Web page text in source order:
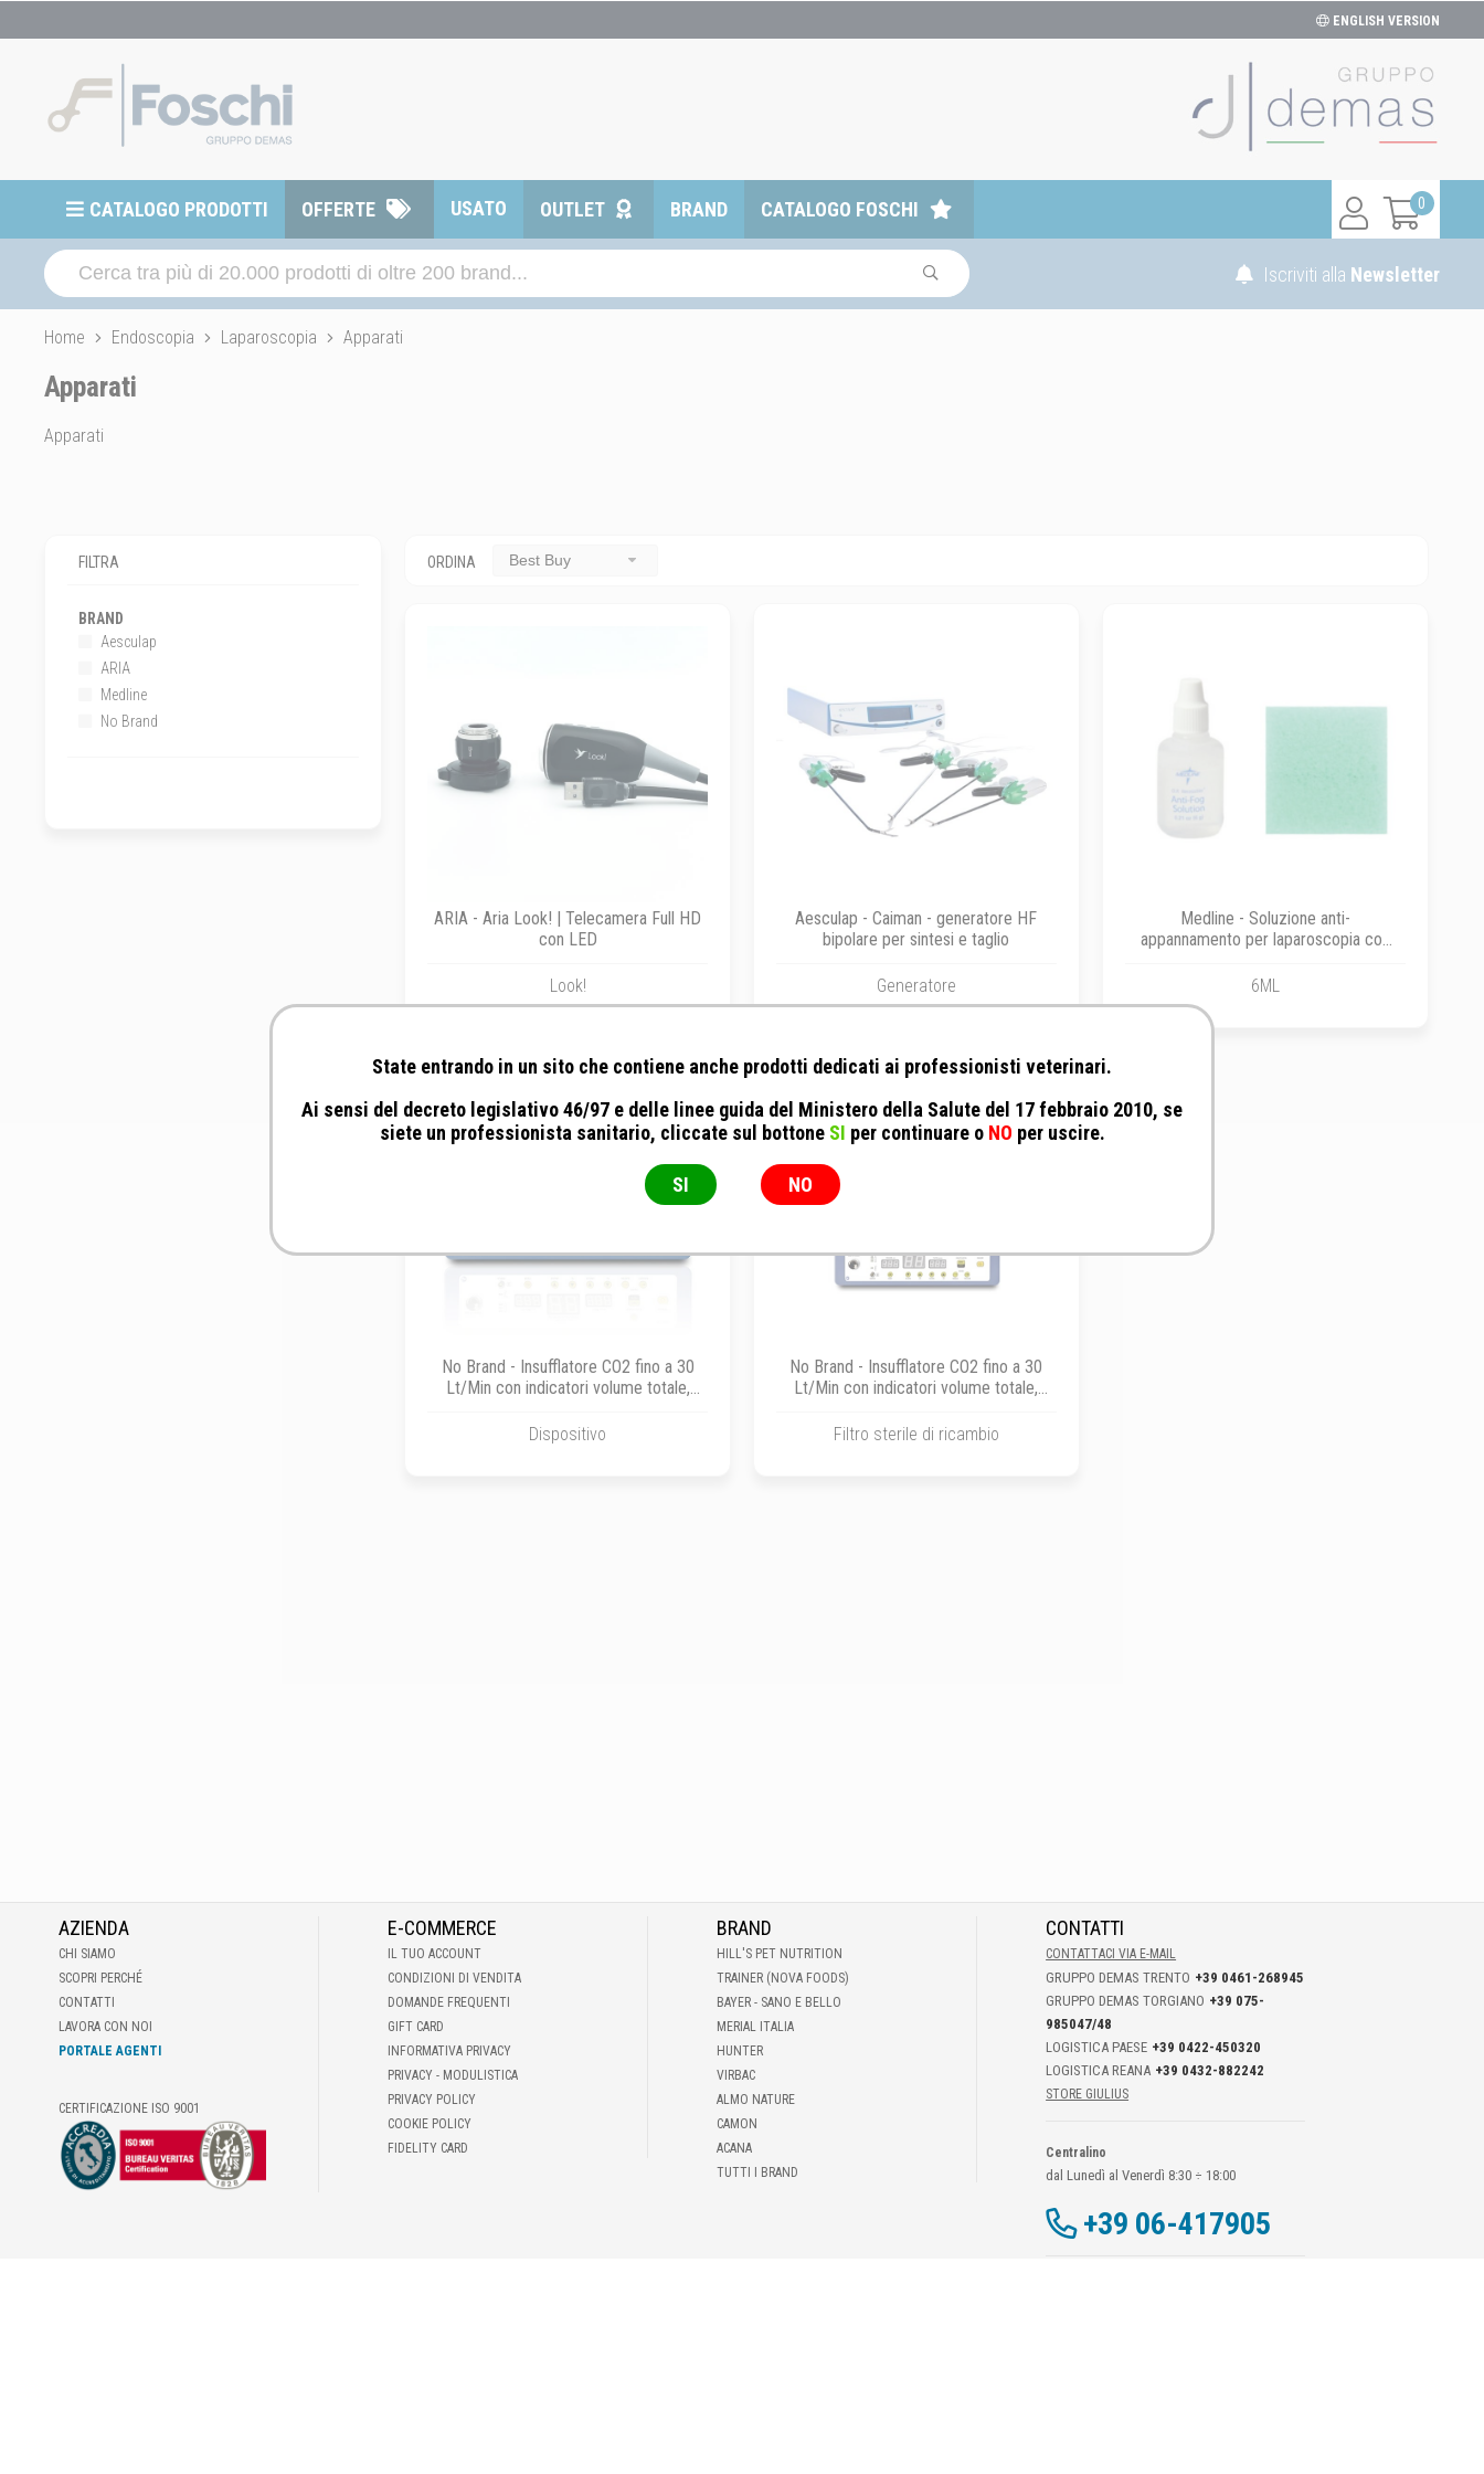
ENGLISH VERSION
0
CATALOGO PRODOTTI OFFERTE USATO OUTLET BRAND CATALOGO FOSCHI
Iscriviti alla Newsletter
Home Endoscopia Laparoscopia Apparati
Apparati
Apparati
FILTRA
BRAND
Aesculap
ARIA
Medline
No Brand
ORDINA Best Buy
ARIA - Aria Look! | Telecamera Full HD
con LED
Look!
Aesculap - Caiman - generatore HF
bipolare per sintesi e taglio
Generatore
Medline - Soluzione anti-
appannamento per laparoscopia con
6ML
No Brand - Insufflatore CO2 fino a 30
Lt/Min con indicatori volume totale,
Dispositivo
No Brand - Insufflatore CO2 fino a 30
Lt/Min con indicatori volume totale,
Filtro sterile di ricambio
AZIENDA
CHI SIAMO
SCOPRI PERCHÉ
CONTATTI
LAVORA CON NOI
PORTALE AGENTI
CERTIFICAZIONE ISO 9001
E-COMMERCE
IL TUO ACCOUNT
CONDIZIONI DI VENDITA
DOMANDE FREQUENTI
GIFT CARD
INFORMATIVA PRIVACY
PRIVACY - MODULISTICA
PRIVACY POLICY
COOKIE POLICY
FIDELITY CARD
BRAND
HILL'S PET NUTRITION
TRAINER (NOVA FOODS)
BAYER - SANO E BELLO
MERIAL ITALIA
HUNTER
VIRBAC
ALMO NATURE
CAMON
ACANA
TUTTI I BRAND
CONTATTI
CONTATTACI VIA E-MAIL
GRUPPO DEMAS TRENTO +39 0461-268945
GRUPPO DEMAS TORGIANO +39 075-
985047/48
LOGISTICA PAESE +39 0422-450320
LOGISTICA REANA +39 0432-882242
STORE GIULIUS
Centralino
dal Lunedì al Venerdì 8:30 ÷ 18:00
+39 06-417905
State entrando in un sito che contiene anche prodotti dedicati ai professionisti veterinari.
Ai sensi del decreto legislativo 46/97 e delle linee guida del Ministero della Salute del 17 febbraio 2010, se
siete un professionista sanitario, cliccate sul bottone SI per continuare o NO per uscire.
SI NO